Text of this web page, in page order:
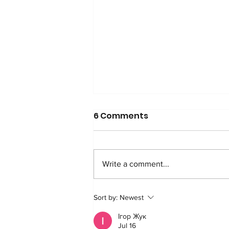
Join Our New Program:
Forest Recovery
6 Comments
Write a comment...
Sort by: Newest
Ігор Жук
Jul 16